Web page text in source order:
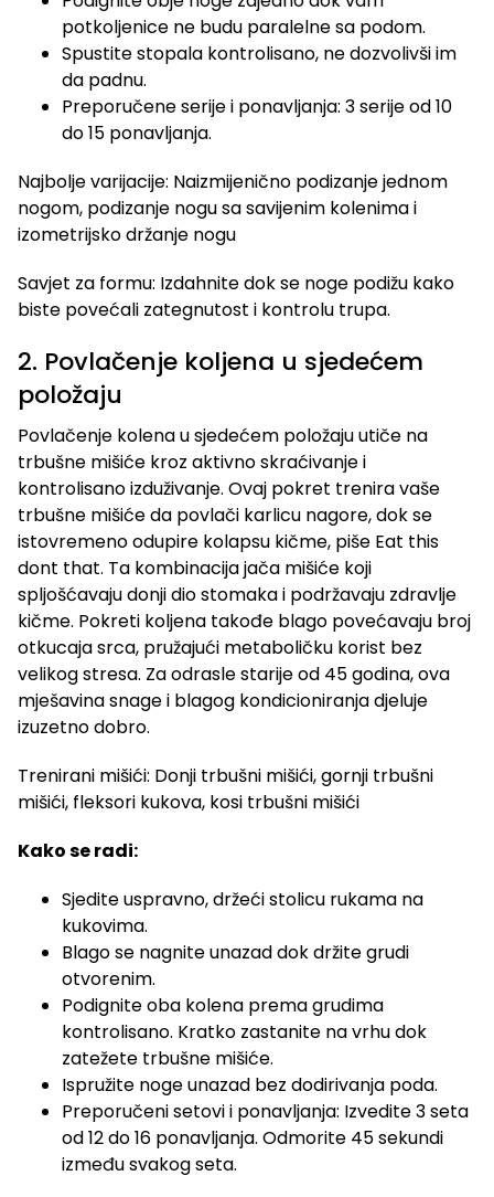
potkoljenice ne budu paralelne sa podom.
Spustite stopala kontrolisano, ne dozvolivši im
da padnu.
Preporučene serije i ponavljanja: 3 serije od 10
do 15 ponavljanja.
Najbolje varijacije: Naizmijenično podizanje jednom
nogom, podizanje nogu sa savijenim kolenima i
izometrijsko držanje nogu
Savjet za formu: Izdahnite dok se noge podižu kako
biste povećali zategnutost i kontrolu trupa.
2. Povlačenje koljena u sjedećem
položaju
Povlačenje kolena u sjedećem položaju utiče na
trbušne mišiće kroz aktivno skraćivanje i
kontrolisano izduživanje. Ovaj pokret trenira vaše
trbušne mišiće da povlači karlicu nagore, dok se
istovremeno odupire kolapsu kičme, piše Eat this
dont that. Ta kombinacija jača mišiće koji
spljošćavaju donji dio stomaka i podržavaju zdravlje
kičme. Pokreti koljena takođe blago povećavaju broj
otkucaja srca, pružajući metaboličku korist bez
velikog stresa. Za odrasle starije od 45 godina, ova
mješavina snage i blagog kondicioniranja djeluje
izuzetno dobro.
Trenirani mišići: Donji trbušni mišići, gornji trbušni
mišići, fleksori kukova, kosi trbušni mišići
Kako se radi:
Sjedite uspravno, držeći stolicu rukama na
kukovima.
Blago se nagnite unazad dok držite grudi
otvorenim.
Podignite oba kolena prema grudima
kontrolisano. Kratko zastanite na vrhu dok
zatežete trbušne mišiće.
Ispružite noge unazad bez dodirivanja poda.
Preporučeni setovi i ponavljanja: Izvedite 3 seta
od 12 do 16 ponavljanja. Odmorite 45 sekundi
između svakog seta.